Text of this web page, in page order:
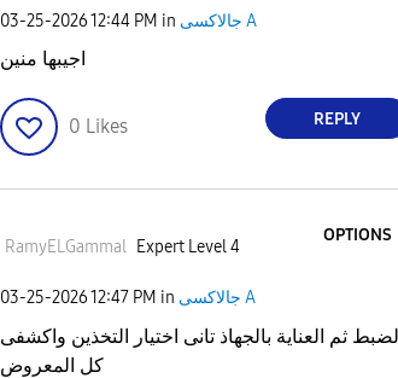
‎03-25-202612:44 PM in جالاكسى A
اجيبها منين
0 Likes REPLY
RamyELGammal Expert Level 4
OPTIONS
‎03-25-202612:47 PM in جالاكسى A
ثم العناية بالجهاذ تانى اختيار التخذين واكشفى
كل المعروض